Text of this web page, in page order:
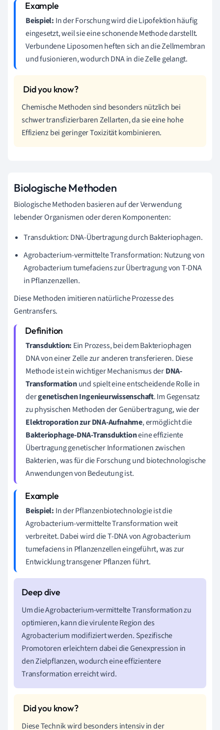
Beispiel: In der Forschung wird die Lipofektion häufig
eingesetzt, weil sie eine schonende Methode darstellt.
Verbundene Liposomen heften sich an die Zellmembran
und fusionieren, wodurch DNA in die Zelle gelangt.
Chemische Methoden sind besonders nützlich bei
schwer transfizierbaren Zellarten, da sie eine hohe
Effizienz bei geringer Toxizität kombinieren.
Biologische Methoden
Biologische Methoden basieren auf der Verwendung
lebender Organismen oder deren Komponenten:
Transduktion: DNA-Übertragung durch Bakteriophagen.
Agrobacterium-vermittelte Transformation: Nutzung von
Agrobacterium tumefaciens zur Übertragung von T-DNA
in Pflanzenzellen.
Diese Methoden imitieren natürliche Prozesse des
Gentransfers.
Transduktion: Ein Prozess, bei dem Bakteriophagen
DNA von einer Zelle zur anderen transferieren. Diese
Methode ist ein wichtiger Mechanismus derDNA-
Transformationund spielt eine entscheidende Rolle in
dergenetischen Ingenieurwissenschaft. Im Gegensatz
zu physischen Methoden der Genübertragung, wie der
Elektroporation zur DNA-Aufnahme, ermöglicht die
Bakteriophage-DNA-Transduktioneine effiziente
Übertragung genetischer Informationen zwischen
Bakterien, was für die Forschung und biotechnologische
Anwendungen von Bedeutung ist.
Beispiel: In der Pflanzenbiotechnologie ist die
Agrobacterium-vermittelte Transformation weit
verbreitet. Dabei wird die T-DNA von Agrobacterium
tumefaciens in Pflanzenzellen eingeführt, was zur
Entwicklung transgener Pflanzen führt.
Um die Agrobacterium-vermittelte Transformation zu
optimieren, kann die virulente Region des
Agrobacterium modifiziert werden. Spezifische
Promotoren erleichtern dabei die Genexpression in
den Zielpflanzen, wodurch eine effizientere
Transformation erreicht wird.
Diese Technik wird besonders intensiv in der